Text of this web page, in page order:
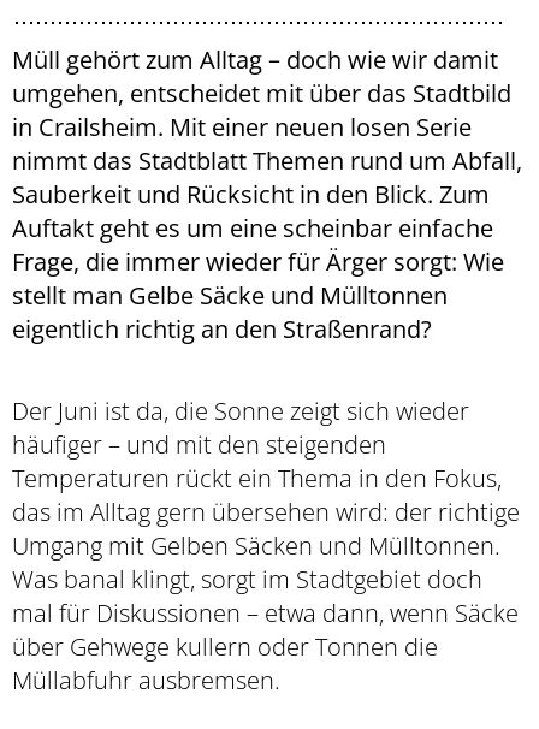
Müll gehört zum Alltag – doch wie wir damit
umgehen, entscheidet mit über das Stadtbild
in Crailsheim. Mit einer neuen losen Serie
nimmt das Stadtblatt Themen rund um Abfall,
Sauberkeit und Rücksicht in den Blick. Zum
Auftakt geht es um eine scheinbar einfache
Frage, die immer wieder für Ärger sorgt: Wie
stellt man Gelbe Säcke und Mülltonnen
eigentlich richtig an den Straßenrand?
Der Juni ist da, die Sonne zeigt sich wieder
häufiger – und mit den steigenden
Temperaturen rückt ein Thema in den Fokus,
das im Alltag gern übersehen wird: der richtige
Umgang mit Gelben Säcken und Mülltonnen.
Was banal klingt, sorgt im Stadtgebiet doch
mal für Diskussionen – etwa dann, wenn Säcke
über Gehwege kullern oder Tonnen die
Müllabfuhr ausbremsen.